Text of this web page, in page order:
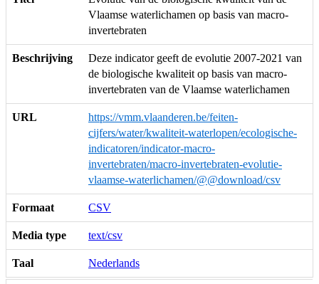
Vlaamse waterlichamen op basis van macro-
invertebraten
Beschrijving
Deze indicator geeft de evolutie 2007-2021 van
de biologische kwaliteit op basis van macro-
invertebraten van de Vlaamse waterlichamen
URL
https://vmm.vlaanderen.be/feiten-
cijfers/water/kwaliteit-waterlopen/ecologische-
indicatoren/indicator-macro-
invertebraten/macro-invertebraten-evolutie-
vlaamse-waterlichamen/@@download/csv
Formaat CSV
Media type text/csv
Taal Nederlands